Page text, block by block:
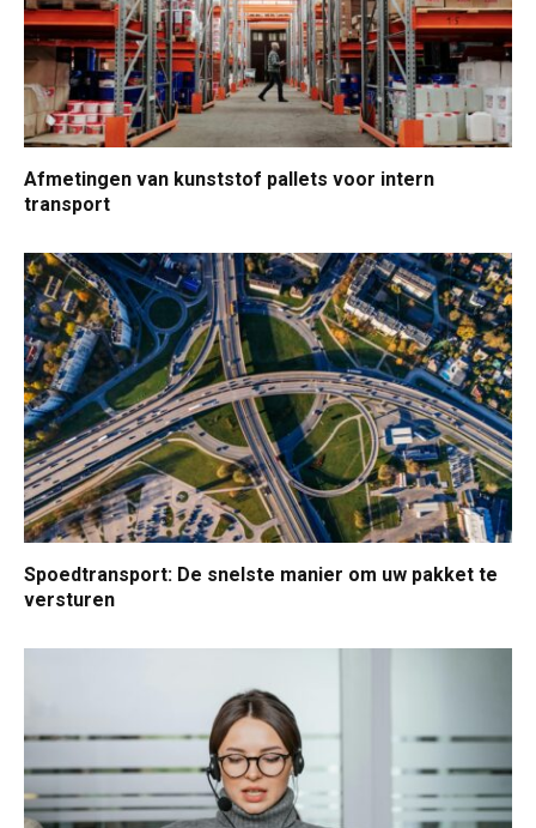
Afmetingen van kunststof pallets voor intern
transport
Spoedtransport: De snelste manier om uw pakket te
versturen